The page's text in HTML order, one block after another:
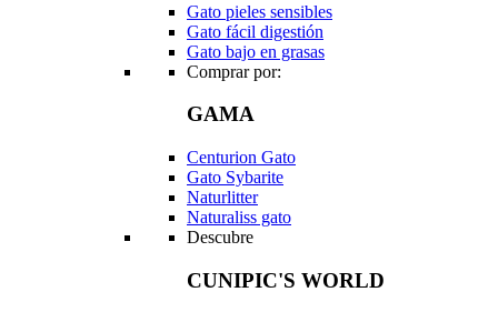
Gato pieles sensibles
Gato fácil digestión
Gato bajo en grasas
Comprar por:
GAMA
Centurion Gato
Gato Sybarite
Naturlitter
Naturaliss gato
Descubre
CUNIPIC'S WORLD